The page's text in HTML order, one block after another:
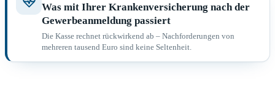
Was mit Ihrer Krankenversicherung nach der
Gewerbeanmeldung passiert
Die Kasse rechnet rückwirkend ab – Nachforderungen von
mehreren tausend Euro sind keine Seltenheit.